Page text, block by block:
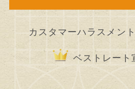
カスタマーハラスメン
ベストレート